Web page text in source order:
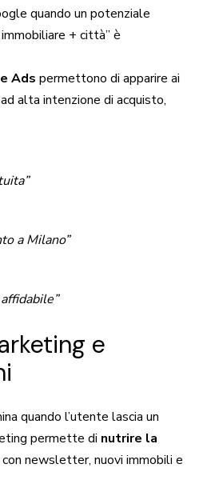
quando un potenziale
+ città” è
Ads permettono di apparire ai
alta intenzione di acquisto,
a Milano”
e
quando l’utente lascia un
permette di nutrire la
newsletter, nuovi immobili e